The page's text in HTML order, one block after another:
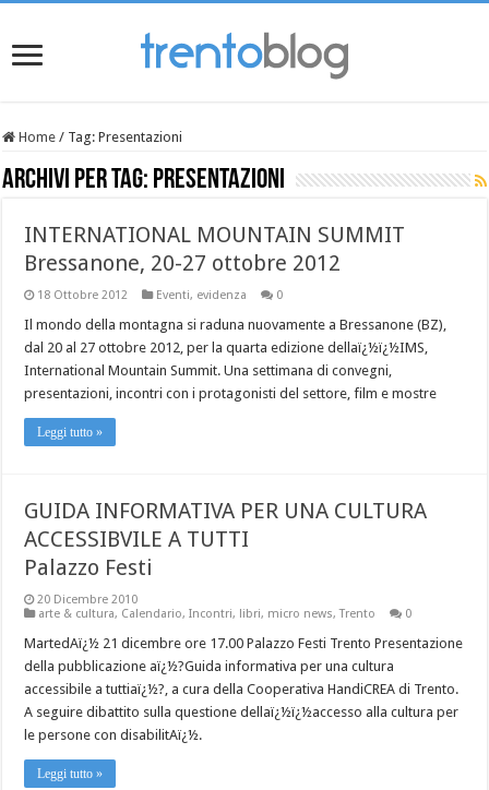
Home / Tag:Presentazioni
Archivi per tag: Presentazioni
INTERNATIONAL MOUNTAIN SUMMIT
Bressanone, 20-27 ottobre 2012
18 Ottobre 2012 Eventi, evidenza 0
Il mondo della montagna si raduna nuovamente a Bressanone (BZ),
dal 20 al 27 ottobre 2012, per la quarta edizione dellaï¿½ï¿½IMS,
International Mountain Summit. Una settimana di convegni,
presentazioni, incontri con i protagonisti del settore, film e mostre
Leggi tutto »
GUIDA INFORMATIVA PER UNA CULTURA
ACCESSIBVILE A TUTTI
Palazzo Festi
20 Dicembre 2010
arte & cultura, Calendario,Incontri, libri, micro news,Trento 0
MartedAï¿½ 21 dicembre ore 17.00 Palazzo Festi Trento Presentazione
della pubblicazione aï¿½?Guida informativa per una cultura
accessibile a tuttiaï¿½?, a cura della Cooperativa HandiCREA di Trento.
A seguire dibattito sulla questione dellaï¿½ï¿½accesso alla cultura per
le persone con disabilitAï¿½.
Leggi tutto »